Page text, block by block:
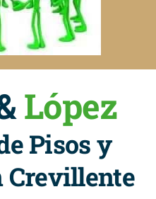
López
Pisos y
Crevillente